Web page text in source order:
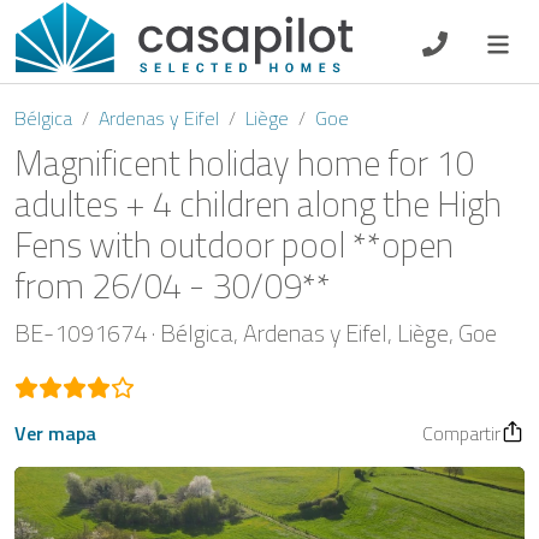
DE EN ES
Oferta de desayuno
Vouchers
Bélgica Ardenas y Eifel Liège Goe
Magnificent holiday home for 10
adultes + 4 children along the High
Fens with outdoor pool **open
from 26/04 - 30/09**
BE-1091674 Bélgica Ardenas y Eifel Liège Goe
Ver mapa Compartir